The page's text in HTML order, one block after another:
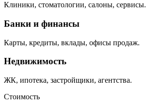
Клиники, стоматологии, салоны, сервисы.
Банки и финансы
Карты, кредиты, вклады, офисы продаж.
Недвижимость
ЖК, ипотека, застройщики, агентства.
Стоимость